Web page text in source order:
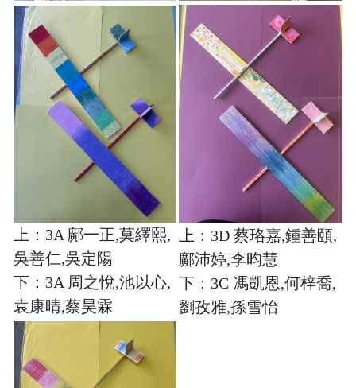
上：3A 鄺一正,莫繹熙,
吳善仁,吳定陽
下：3A 周之悅,池以心,
袁康晴,蔡昊霖
上：3D 蔡珞嘉,鍾善頤,
鄺沛婷,李昀慧
下：3C 馮凱恩,何梓喬,
劉孜雅,孫雪怡